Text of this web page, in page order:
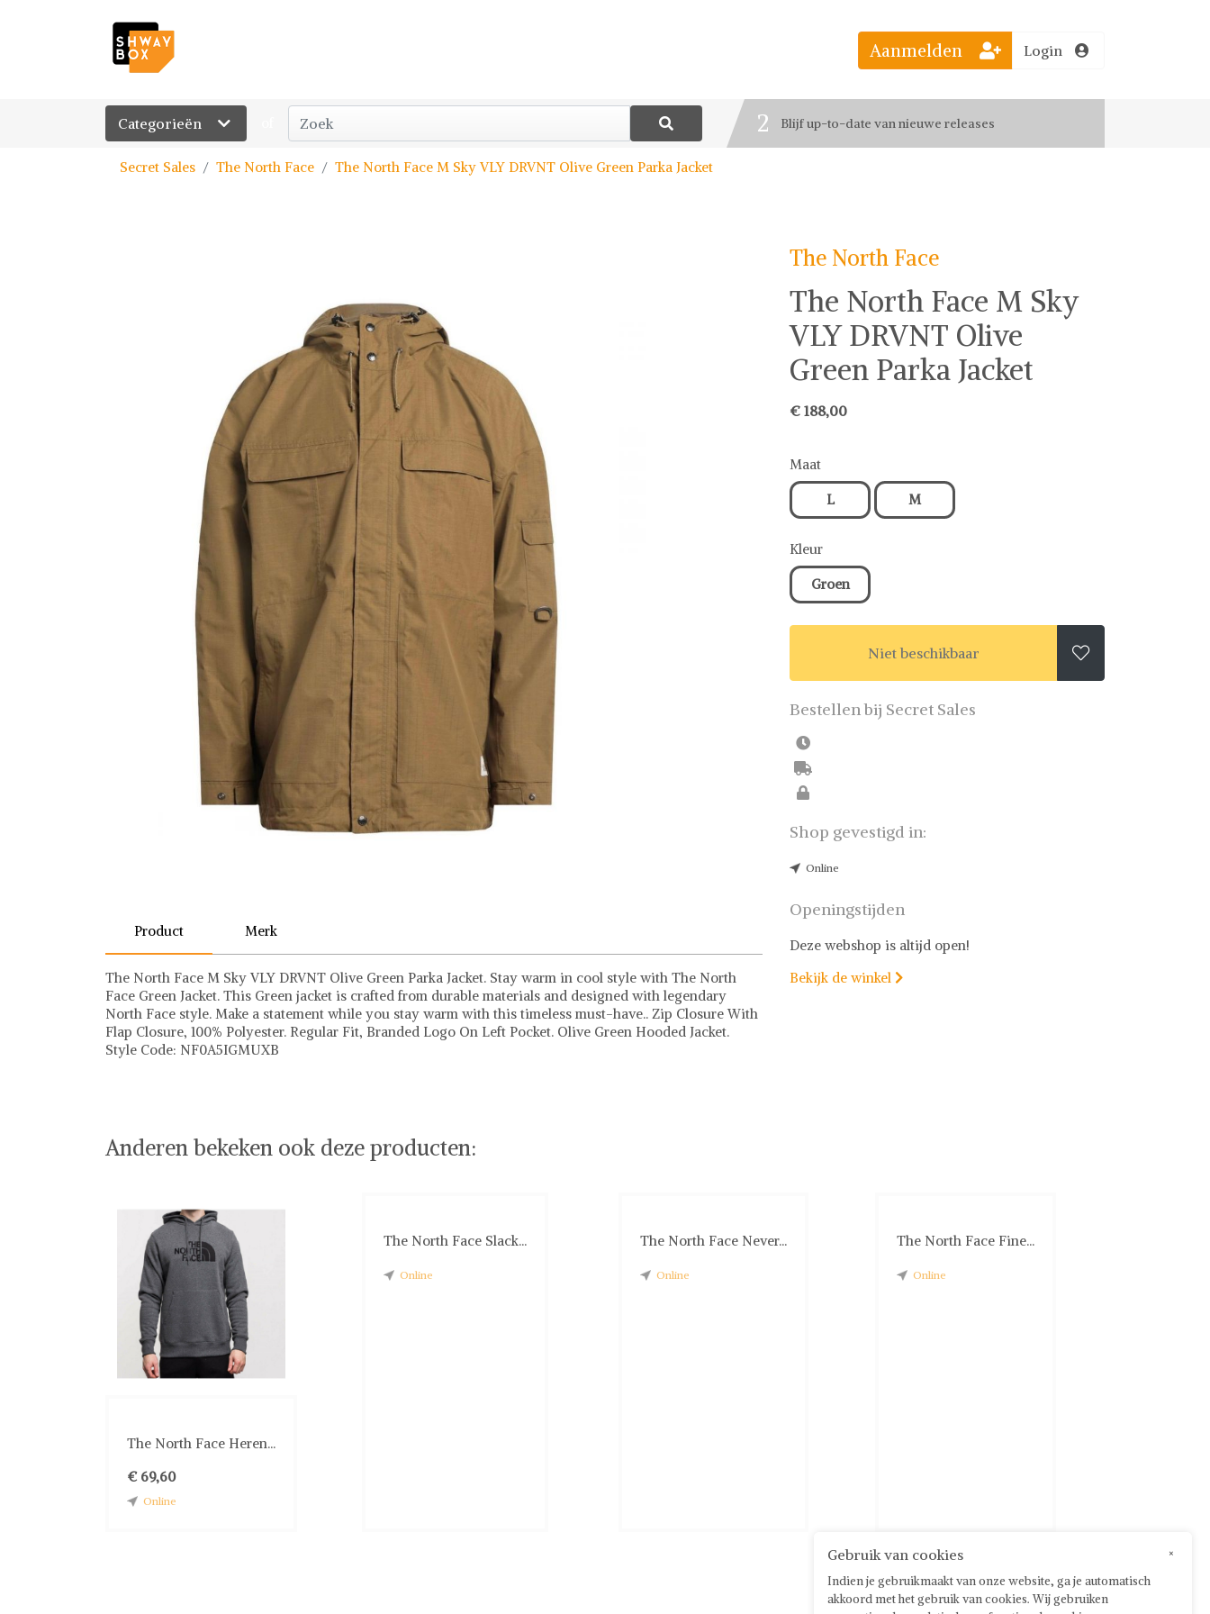
Categorieën
Bestel jouw favoriete looks
2 Blijf up-to-date van nieuwe releases
Aanmelden Login
Secret Sales The North Face The North Face M Sky VLY DRVNT Olive Green Parka Jacket
Product Merk
The North Face M Sky VLY DRVNT Olive Green Parka Jacket. Stay warm in cool style with The North
Face Green Jacket. This Green jacket is crafted from durable materials and designed with legendary
North Face style. Make a statement while you stay warm with this timeless must-have.. Zip Closure With
Flap Closure, 100% Polyester. Regular Fit, Branded Logo On Left Pocket. Olive Green Hooded Jacket.
Style Code: NF0A5IGMUXB
The North Face
The North Face M Sky
VLY DRVNT Olive
Green Parka Jacket
€ 188,00
Maat
L M
Kleur
Groen
Niet beschikbaar 
Bestellen bij Secret Sales
Shop gevestigd in:
Online
Openingstijden
Deze webshop is altijd open!
Bekijk de winkel 
Anderen bekeken ook deze producten:
The North Face Heren...
€ 69,60
Online
The North Face Slack...
Online
The North Face Never...
Online
The North Face Fine...
Online
×
Gebruik van cookies
Indien je gebruikmaakt van onze website, ga je automatisch
akkoord met het gebruik van cookies. Wij gebruiken